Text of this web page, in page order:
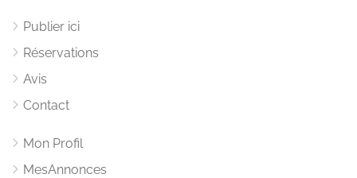
Publier ici
Réservations
Avis
Contact
Mon Profil
MesAnnonces